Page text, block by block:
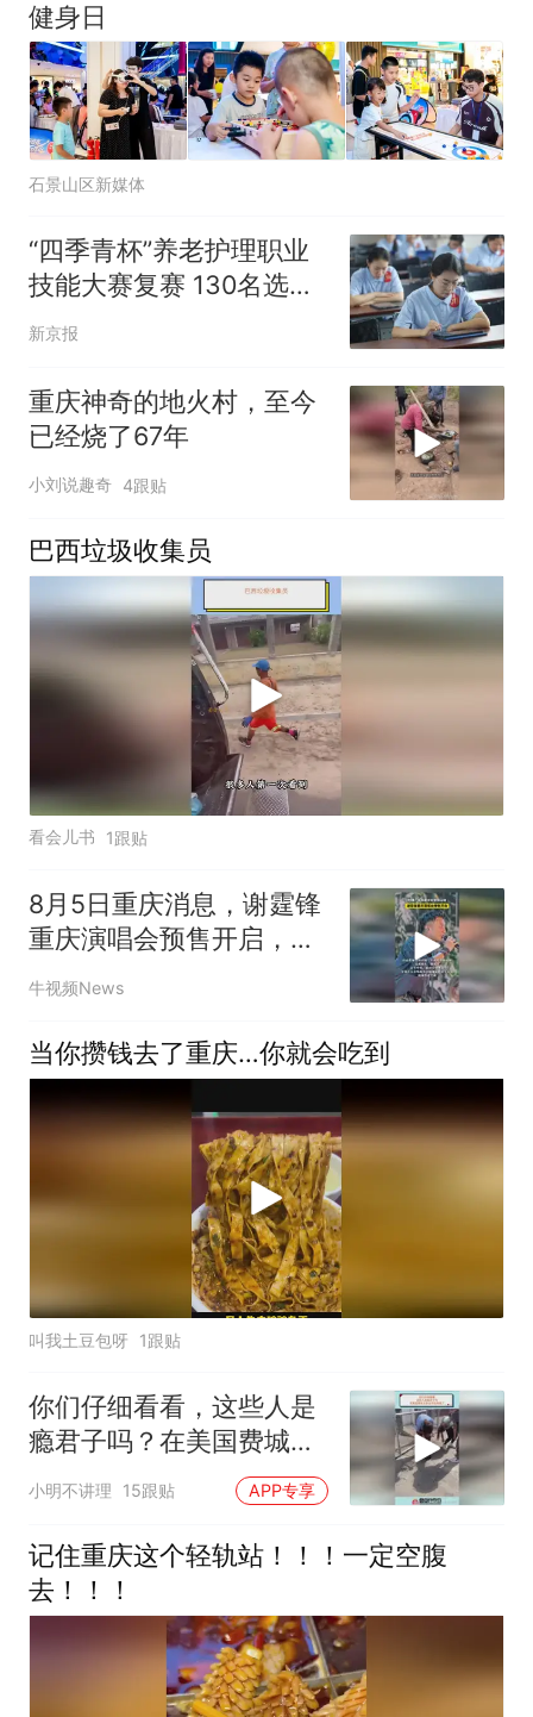
健身日
石景山区新媒体
“四季青杯”养老护理职业
技能大赛复赛 130名选手
“比武”
新京报
重庆神奇的地火村，至今
已经烧了67年
小刘说趣奇 4跟贴
巴西垃圾收集员
看会儿书 1跟贴
8月5日重庆消息，谢霆锋
重庆演唱会预售开启，时
隔一年再度中秋登陆山
城！
牛视频News
当你攒钱去了重庆…你就会吃到
叫我土豆包呀 1跟贴
你们仔细看看，这些人是
瘾君子吗？在美国费城太
多这样的画面了
小明不讲理 15跟贴 APP专享
记住重庆这个轻轨站！！！一定空腹
去！！！